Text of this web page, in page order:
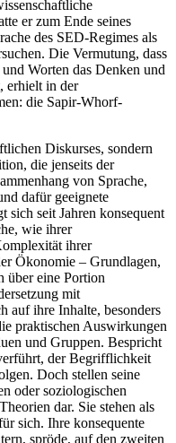
er zum Ende seines
des SED-Regimes als
Die Vermutung, dass
Worten das Denken und
erhielt in der
die Sapir-Whorf-
Diskurses, sondern
die jenseits der
von Sprache,
dafür geeignete
sich seit Jahren konsequent
wie ihrer
ihrer
Ökonomie – Grundlagen,
über eine Portion
mit
auf ihre Inhalte, besonders
praktischen Auswirkungen
und Gruppen. Bespricht
der Begrifflichkeit
Doch stellen seine
oder soziologischen
dar. Sie stehen als
sich. Ihre konsequente
spröde, auf den zweiten